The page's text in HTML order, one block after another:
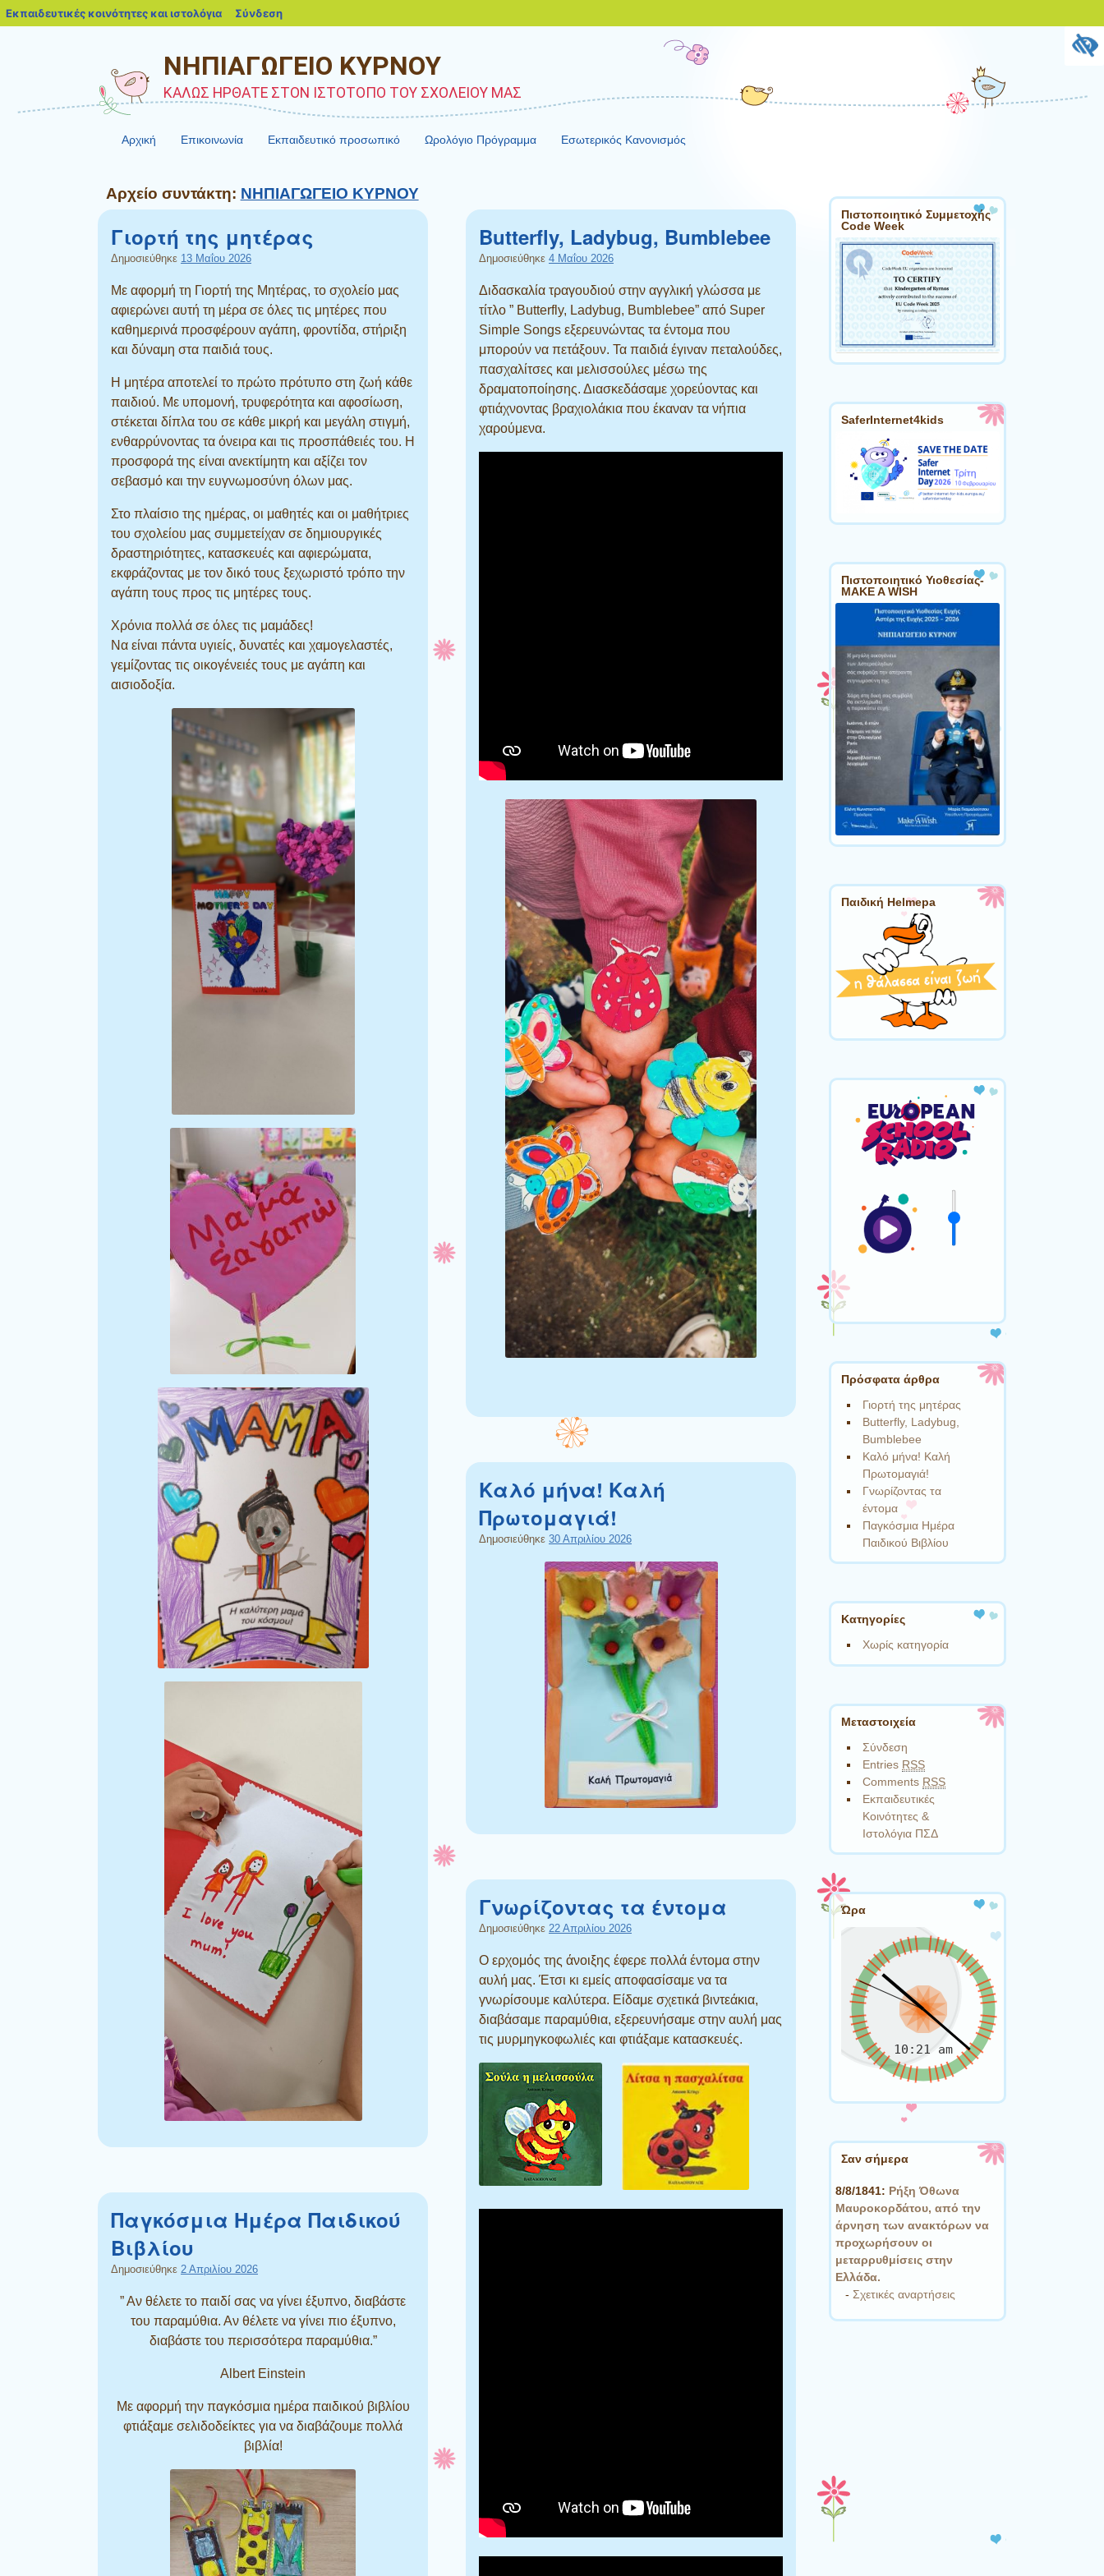
ΝΗΠΙΑΓΩΓΕΙΟ ΚΥΡΝΟΥ
ΚΑΛΩΣ ΗΡΘΑΤΕ ΣΤΟΝ ΙΣΤΟΤΟΠΟ ΤΟΥ ΣΧΟΛΕΙΟΥ ΜΑΣ
Αρχική Επικοινωνία Εκπαιδευτικό προσωπικό Ωρολόγιο Πρόγραμμα Εσωτερικός Κανονισμός
Αρχείο συντάκτη: ΝΗΠΙΑΓΩΓΕΙΟ ΚΥΡΝΟΥ
Γιορτή της μητέρας
Δημοσιεύθηκε 13 Μαΐου 2026
Με αφορμή τη Γιορτή της Μητέρας, το σχολείο μας
αφιερώνει αυτή τη μέρα σε όλες τις μητέρες που
καθημερινά προσφέρουν αγάπη, φροντίδα, στήριξη
και δύναμη στα παιδιά τους.
Η μητέρα αποτελεί το πρώτο πρότυπο στη ζωή κάθε
παιδιού. Με υπομονή, τρυφερότητα και αφοσίωση,
στέκεται δίπλα του σε κάθε μικρή και μεγάλη στιγμή,
ενθαρρύνοντας τα όνειρα και τις προσπάθειές του. Η
προσφορά της είναι ανεκτίμητη και αξίζει τον
σεβασμό και την ευγνωμοσύνη όλων μας.
Στο πλαίσιο της ημέρας, οι μαθητές και οι μαθήτριες
του σχολείου μας συμμετείχαν σε δημιουργικές
δραστηριότητες, κατασκευές και αφιερώματα,
εκφράζοντας με τον δικό τους ξεχωριστό τρόπο την
αγάπη τους προς τις μητέρες τους.
Χρόνια πολλά σε όλες τις μαμάδες!
Να είναι πάντα υγιείς, δυνατές και χαμογελαστές,
γεμίζοντας τις οικογένειές τους με αγάπη και
αισιοδοξία.
Butterfly, Ladybug, Bumblebee
Δημοσιεύθηκε 4 Μαΐου 2026
Διδασκαλία τραγουδιού στην αγγλική γλώσσα με
τίτλο ” Butterfly, Ladybug, Bumblebee” από Super
Simple Songs εξερευνώντας τα έντομα που
μπορούν να πετάξουν. Τα παιδιά έγιναν πεταλούδες,
πασχαλίτσες και μελισσούλες μέσω της
δραματοποίησης. Διασκεδάσαμε χορεύοντας και
φτιάχνοντας βραχιολάκια που έκαναν τα νήπια
χαρούμενα.
Καλό μήνα! Καλή
Πρωτομαγιά!
Δημοσιεύθηκε 30 Απριλίου 2026
Γνωρίζοντας τα έντομα
Δημοσιεύθηκε 22 Απριλίου 2026
Ο ερχομός της άνοιξης έφερε πολλά έντομα στην
αυλή μας. Έτσι κι εμείς αποφασίσαμε να τα
γνωρίσουμε καλύτερα. Είδαμε σχετικά βιντεάκια,
διαβάσαμε παραμύθια, εξερευνήσαμε στην αυλή μας
τις μυρμηγκοφωλιές και φτιάξαμε κατασκευές.
Παγκόσμια Ημέρα Παιδικού
Βιβλίου
Δημοσιεύθηκε 2 Απριλίου 2026
” Αν θέλετε το παιδί σας να γίνει έξυπνο, διαβάστε
του παραμύθια. Αν θέλετε να γίνει πιο έξυπνο,
διαβάστε του περισσότερα παραμύθια.”
Albert Einstein
Με αφορμή την παγκόσμια ημέρα παιδικού βιβλίου
φτιάξαμε σελιδοδείκτες για να διαβάζουμε πολλά
βιβλία!
Πιστοποιητικό Συμμετοχής
Code Week
SaferInternet4kids
Πιστοποιητικό Υιοθεσίας-
MAKE A WISH
Παιδική Helmepa
Πρόσφατα άρθρα
Γιορτή της μητέρας
Butterfly, Ladybug,
Bumblebee
Καλό μήνα! Καλή
Πρωτομαγιά!
Γνωρίζοντας τα
έντομα
Παγκόσμια Ημέρα
Παιδικού Βιβλίου
Kατηγορίες
Χωρίς κατηγορία
Μεταστοιχεία
Σύνδεση
Entries RSS
Comments RSS
Εκπαιδευτικές
Κοινότητες &
Ιστολόγια ΠΣΔ
Ώρα
Σαν σήμερα
8/8/1841: Ρήξη Όθωνα 
Μαυροκορδάτου, από την
άρνηση των ανακτόρων να
προχωρήσουν οι
μεταρρυθμίσεις στην
Ελλάδα.
- Σχετικές αναρτήσεις
Εκπαιδευτικές κοινότητες και ιστολόγια blogs.sch.gr
Σύνδεση